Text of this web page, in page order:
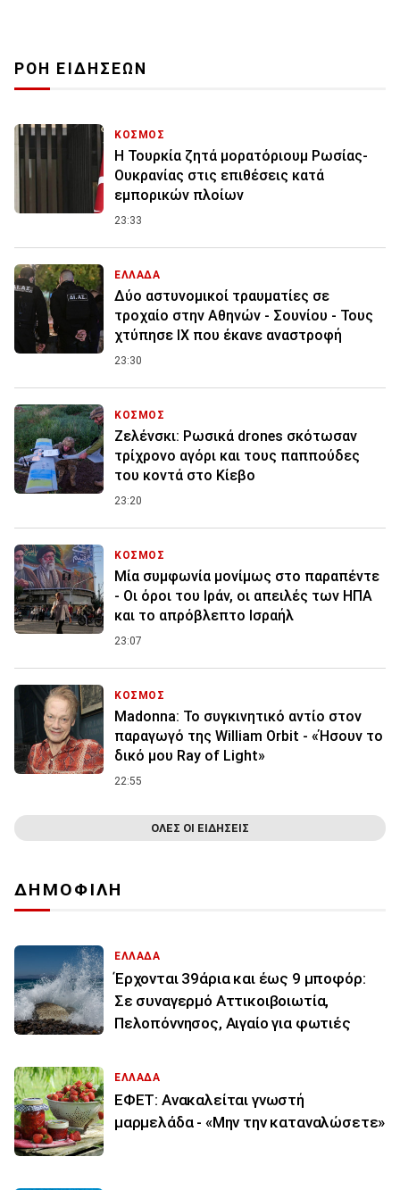
ΡΟΗ ΕΙΔΗΣΕΩΝ
ΚΟΣΜΟΣ
Η Τουρκία ζητά μορατόριουμ Ρωσίας-
Ουκρανίας στις επιθέσεις κατά
εμπορικών πλοίων
23:33
ΕΛΛΑΔΑ
Δύο αστυνομικοί τραυματίες σε
τροχαίο στην Αθηνών - Σουνίου - Τους
χτύπησε ΙΧ που έκανε αναστροφή
23:30
ΚΟΣΜΟΣ
Ζελένσκι: Ρωσικά drones σκότωσαν
τρίχρονο αγόρι και τους παππούδες
του κοντά στο Κίεβο
23:20
ΚΟΣΜΟΣ
Μία συμφωνία μονίμως στο παραπέντε
- Οι όροι του Ιράν, οι απειλές των ΗΠΑ
και το απρόβλεπτο Ισραήλ
23:07
ΚΟΣΜΟΣ
Madonna: Το συγκινητικό αντίο στον
παραγωγό της William Orbit - «Ήσουν το
δικό μου Ray of Light»
22:55
ΟΛΕΣ ΟΙ ΕΙΔΗΣΕΙΣ
ΔΗΜΟΦΙΛΗ
ΕΛΛΑΔΑ
Έρχονται 39άρια και έως 9 μποφόρ:
Σε συναγερμό Αττικοιβοιωτία,
Πελοπόννησος, Αιγαίο για φωτιές
ΕΛΛΑΔΑ
ΕΦΕΤ: Ανακαλείται γνωστή
μαρμελάδα - «Μην την καταναλώσετε»